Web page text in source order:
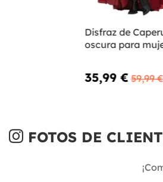
Disfraz de
oscura para
35,99 € 59,99 €
FOTOS DE